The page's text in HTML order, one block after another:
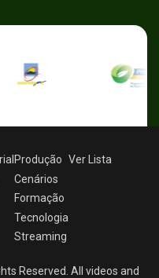
Produção
Cenários
Formação
Tecnologia
Streaming
Ver Lista
Reserved. All videos and